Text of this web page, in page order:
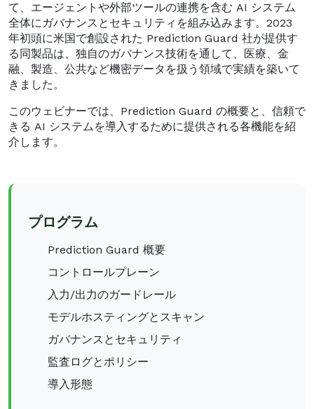
て、エージェントや外部ツールの連携を含む AI システム
全体にガバナンスとセキュリティを組み込みます。2023
年初頭に米国で創設された Prediction Guard 社が提供す
る同製品は、独自のガバナンス技術を通して、医療、金
融、製造、公共など機密データを扱う領域で実績を築いて
きました。
このウェビナーでは、Prediction Guard の概要と、信頼で
きる AI システムを導入するために提供される各機能を紹
介します。
プログラム
Prediction Guard 概要
コントロールプレーン
入力/出力のガードレール
モデルホスティングとスキャン
ガバナンスとセキュリティ
監査ログとポリシー
導入形態